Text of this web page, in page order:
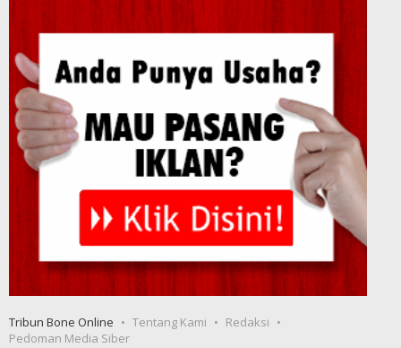
Tribun Bone Online Tentang Kami
Redaksi
Pedoman Media Siber